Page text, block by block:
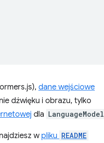
dane wejściowe
dźwięku i obrazu, tylko
dla LanguageModel
wpliku README